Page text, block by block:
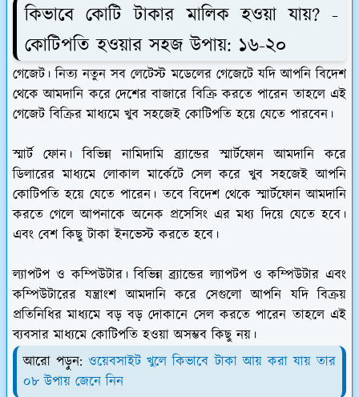
কিভাবে কোটি টাকার মালিক হওয়া যায়? -
কোটিপতি হওয়ার সহজ উপায়: ১৬-২০
গেজেট। নিত্য নতুন সব লেটেস্ট মডেলের গেজেটে যদি আপনি বিদেশ
থেকে আমদানি করে দেশের বাজারে বিক্রি করতে পারেন তাহলে এই
গেজেট বিক্রির মাধ্যমে খুব সহজেই কোটিপতি হয়ে যেতে পারবেন।
স্মার্ট ফোন। বিভিন্ন নামিদামি ব্র্যান্ডের স্মার্টফোন আমদানি করে
ডিলারের মাধ্যমে লোকাল মার্কেটে সেল করে খুব সহজেই আপনি
কোটিপতি হয়ে যেতে পারেন। তবে বিদেশ থেকে স্মার্টফোন আমদানি
করতে গেলে আপনাকে অনেক প্রসেসিং এর মধ্য দিয়ে যেতে হবে।
এবং বেশ কিছু টাকা ইনভেস্ট করতে হবে।
ল্যাপটপ ও কম্পিউটার।বিভিন্ন ব্র্যান্ডের ল্যাপটপ ও কম্পিউটার এবং
কম্পিউটারের যন্ত্রাংশ আমদানি করে সেগুলো আপনি যদি বিক্রয়
প্রতিনিধির মাধ্যমে বড় বড় দোকানে সেল করতে পারেন তাহলে এই
ব্যবসার মাধ্যমে কোটিপতি হওয়া অসম্ভব কিছু নয়।
আরো পড়ুন:ওয়েবসাইট খুলে কিভাবে টাকা আয় করা যায় তার
০৮ উপায় জেনে নিন